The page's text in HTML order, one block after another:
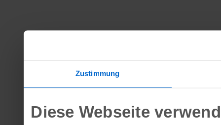
Zustimmung
Diese Webseite